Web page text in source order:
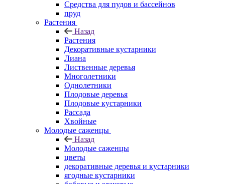
Средства для пудов и бассейнов
пруд
Растения
Назад
Растения
Декоративные кустарники
Лиана
Лиственные деревья
Многолетники
Однолетники
Плодовые деревья
Плодовые кустарники
Рассада
Хвойные
Молодые саженцы
Назад
Молодые саженцы
цветы
декоративные деревья и кустарники
ягодные кустарники